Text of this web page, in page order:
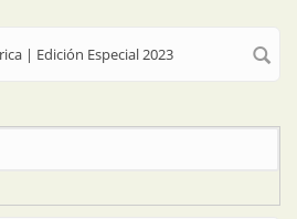
| Edición Especial 2023